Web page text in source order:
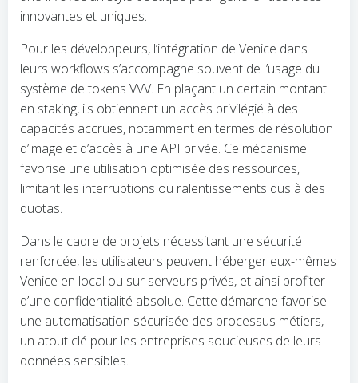
innovantes et uniques.
Pour les développeurs, l’intégration de Venice dans
leurs workflows s’accompagne souvent de l’usage du
système de tokens VVV. En plaçant un certain montant
en staking, ils obtiennent un accès privilégié à des
capacités accrues, notamment en termes de résolution
d’image et d’accès à une API privée. Ce mécanisme
favorise une utilisation optimisée des ressources,
limitant les interruptions ou ralentissements dus à des
quotas.
Dans le cadre de projets nécessitant une sécurité
renforcée, les utilisateurs peuvent héberger eux-mêmes
Venice en local ou sur serveurs privés, et ainsi profiter
d’une confidentialité absolue. Cette démarche favorise
une automatisation sécurisée des processus métiers,
un atout clé pour les entreprises soucieuses de leurs
données sensibles.